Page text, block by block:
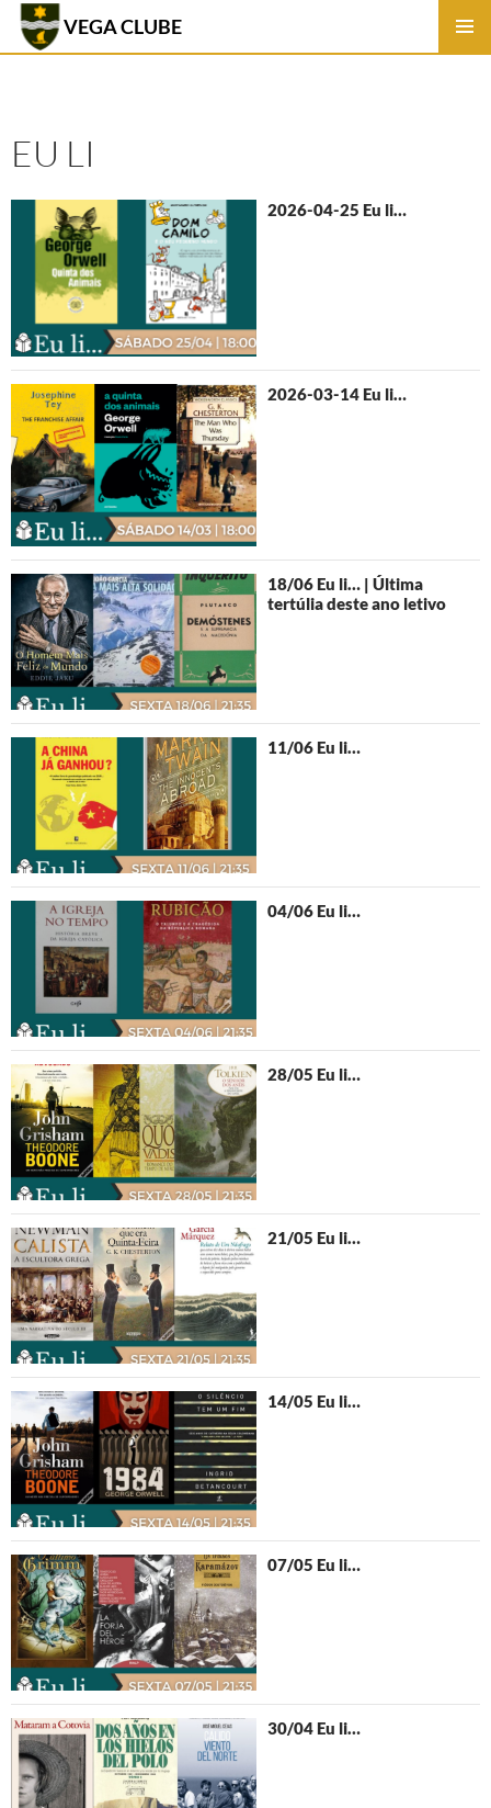
VEGA CLUBE
SKIP
EU LI
2026-04-25 Eu li…
2026-03-14 Eu li…
18/06 Eu li… | Última
tertúlia deste ano letivo
11/06 Eu li…
04/06 Eu li…
28/05 Eu li…
21/05 Eu li…
14/05 Eu li…
07/05 Eu li…
30/04 Eu li…